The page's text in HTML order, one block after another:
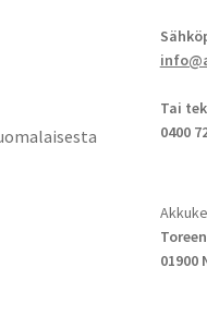
Tai
0400
01900